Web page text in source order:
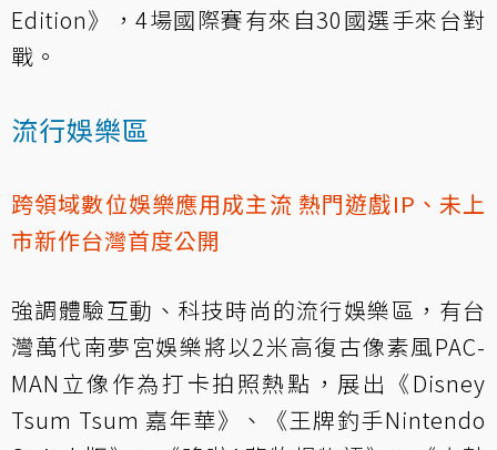
Edition》，4場國際賽有來自30國選手來台對
戰。
流行娛樂區
跨領域數位娛樂應用成主流 熱門遊戲IP、未上
市新作台灣首度公開
強調體驗互動、科技時尚的流行娛樂區，有台
灣萬代南夢宮娛樂將以2米高復古像素風PAC-
MAN立像作為打卡拍照熱點，展出《Disney
Tsum Tsum 嘉年華》、《王牌釣手Nintendo